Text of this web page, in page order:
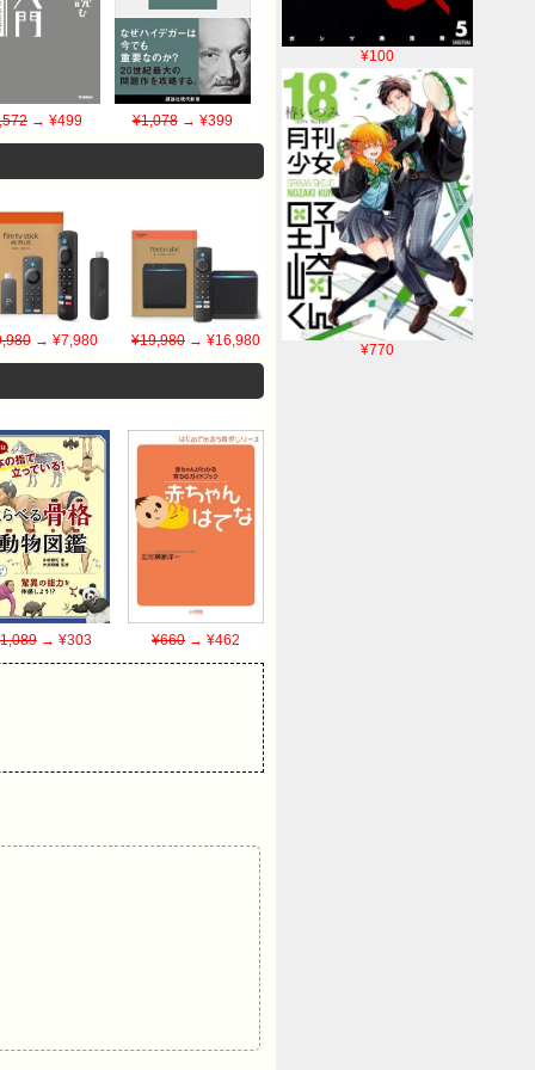
¥100
¥770
→ ¥499 ¥1,078→ ¥399
→ ¥7,980 ¥19,980→ ¥16,980
→ ¥303 ¥660→ ¥462